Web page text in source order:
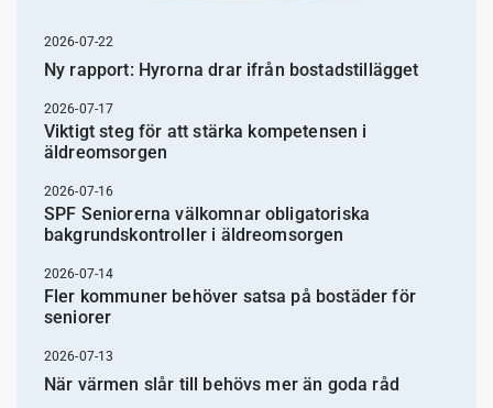
2026-07-22
Ny rapport: Hyrorna drar ifrån bostadstillägget
2026-07-17
Viktigt steg för att stärka kompetensen i
äldreomsorgen
2026-07-16
SPF Seniorerna välkomnar obligatoriska
bakgrundskontroller i äldreomsorgen
2026-07-14
Fler kommuner behöver satsa på bostäder för
seniorer
2026-07-13
När värmen slår till behövs mer än goda råd